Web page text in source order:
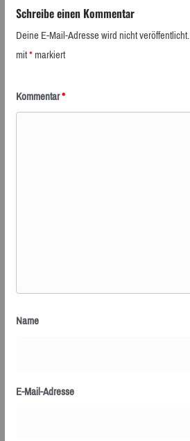
Schreibe einen Kommentar
Deine E-Mail-Adresse wird nicht veröffentlicht.
mit*markiert
Kommentar*
Name
E-Mail-Adresse